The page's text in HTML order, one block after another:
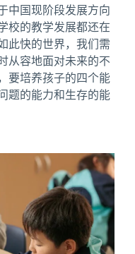
中国现阶段发展方向
校的教学发展都还在
此快的世界，我们需
从容地面对未来的不
要培养孩子的四个能
题的能力和生存的能